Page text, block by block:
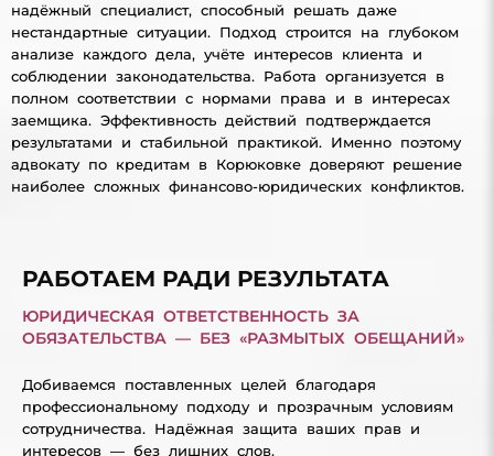
надёжный специалист, способный решать даже
нестандартные ситуации. Подход строится на глубоком
анализе каждого дела, учёте интересов клиента и
соблюдении законодательства. Работа организуется в
полном соответствии с нормами права и в интересах
заемщика. Эффективность действий подтверждается
результатами и стабильной практикой. Именно поэтому
адвокату по кредитам в Корюковке доверяют решение
наиболее сложных финансово-юридических конфликтов.
РАБОТАЕМ РАДИ РЕЗУЛЬТАТА
ЮРИДИЧЕСКАЯ ОТВЕТСТВЕННОСТЬ ЗА
ОБЯЗАТЕЛЬСТВА — БЕЗ «РАЗМЫТЫХ ОБЕЩАНИЙ»
Добиваемся поставленных целей благодаря
профессиональному подходу и прозрачным условиям
сотрудничества. Надёжная защита ваших прав и
интересов — без лишних слов.